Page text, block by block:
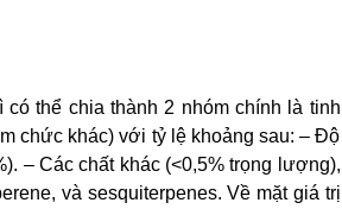
thể chia thành 2 nhóm chính là tinh
chức khác) với tỷ lệ khoảng sau: – Độ
– Các chất khác (<0,5% trọng lượng),
và sesquiterpenes. Về mặt giá trị